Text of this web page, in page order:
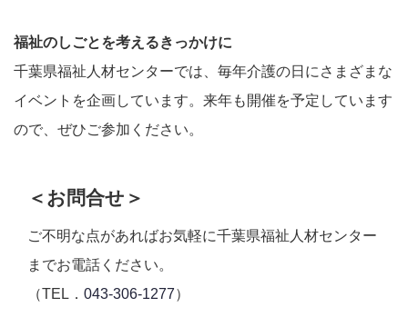
福祉のしごとを考えるきっかけに
千葉県福祉人材センターでは、毎年介護の日にさまざまな
イベントを企画しています。来年も開催を予定しています
ので、ぜひご参加ください。
＜お問合せ＞
ご不明な点があればお気軽に千葉県福祉人材センター
までお電話ください。
（TEL． 043-306-1277）